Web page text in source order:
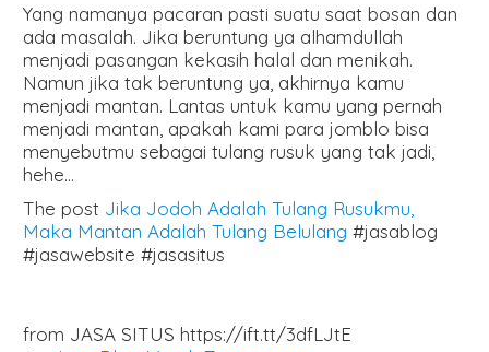
Yang namanya pacaran pasti suatu saat bosan dan
ada masalah. Jika beruntung ya alhamdullah
menjadi pasangan kekasih halal dan menikah.
Namun jika tak beruntung ya, akhirnya kamu
menjadi mantan. Lantas untuk kamu yang pernah
menjadi mantan, apakah kami para jomblo bisa
menyebutmu sebagai tulang rusuk yang tak jadi,
hehe…
The post Jika Jodoh Adalah Tulang Rusukmu,
Maka Mantan Adalah Tulang Belulang #jasablog
#jasawebsite #jasasitus
from JASA SITUS https://ift.tt/3dfLJtE